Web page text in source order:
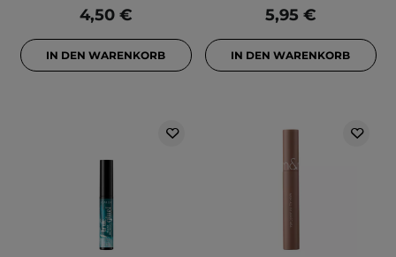
4,50 €
IN DEN WARENKORB
5,95 €
IN DEN WARENKORB